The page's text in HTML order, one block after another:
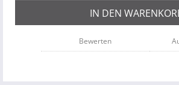
IN DEN
Bewerten